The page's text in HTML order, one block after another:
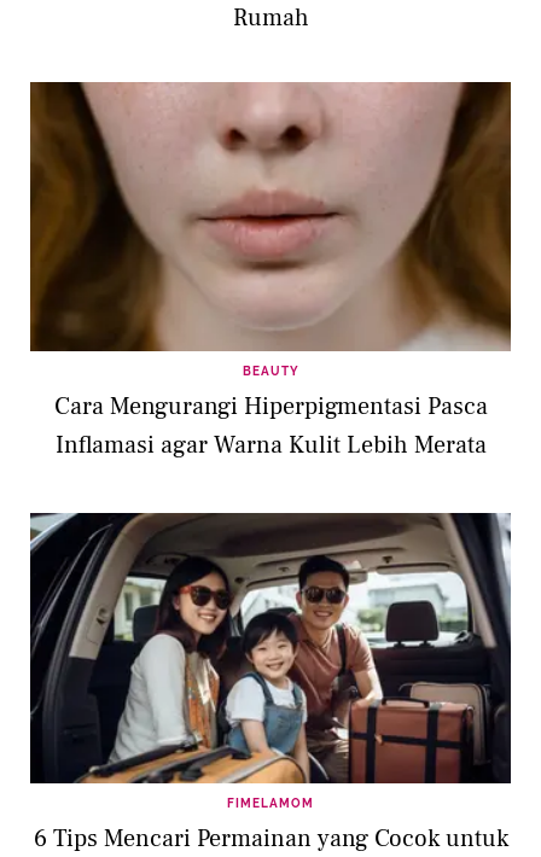
Rumah
BEAUTY
Cara Mengurangi Hiperpigmentasi Pasca
Inflamasi agar Warna Kulit Lebih Merata
FIMELAMOM
6 Tips Mencari Permainan yang Cocok untuk